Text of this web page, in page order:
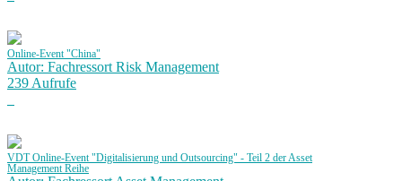
Online-Event "China"
Autor: Fachressort Risk Management
239 Aufrufe
VDT Online-Event "Digitalisierung und Outsourcing" - Teil 2 der Asset
Management Reihe